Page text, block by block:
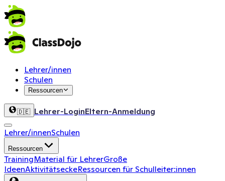
Lehrer/innen
Schulen
Ressourcen
🇩🇪 Lehrer-LoginEltern-Anmeldung
Lehrer/innenSchulen
Ressourcen
TrainingMaterial für LehrerGroße
IdeenAktivitätseckeRessourcen für Schulleiter:innen